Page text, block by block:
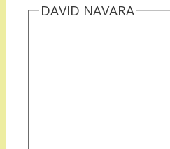
DAVID NAVARA